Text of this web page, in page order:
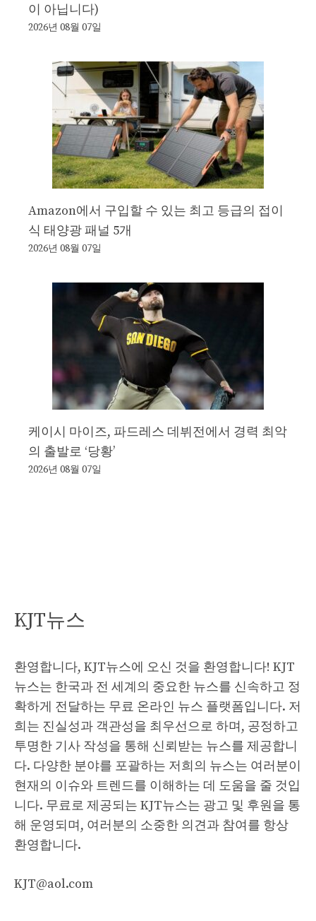
이 아닙니다)
2026년 08월 07일
Amazon에서 구입할 수 있는 최고 등급의 접이
식 태양광 패널 5개
2026년 08월 07일
케이시 마이즈, 파드레스 데뷔전에서 경력 최악
의 출발로 ‘당황’
2026년 08월 07일
KJT뉴스
환영합니다, KJT뉴스에 오신 것을 환영합니다! KJT
뉴스는 한국과 전 세계의 중요한 뉴스를 신속하고 정
확하게 전달하는 무료 온라인 뉴스 플랫폼입니다. 저
희는 진실성과 객관성을 최우선으로 하며, 공정하고
투명한 기사 작성을 통해 신뢰받는 뉴스를 제공합니
다. 다양한 분야를 포괄하는 저희의 뉴스는 여러분이
현재의 이슈와 트렌드를 이해하는 데 도움을 줄 것입
니다. 무료로 제공되는 KJT뉴스는 광고 및 후원을 통
해 운영되며, 여러분의 소중한 의견과 참여를 항상
환영합니다.
KJT@aol.com